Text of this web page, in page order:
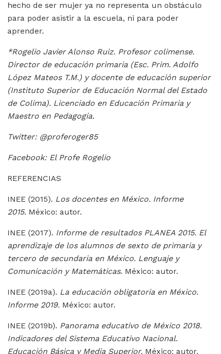
hecho de ser mujer ya no representa un obstáculo
para poder asistir a la escuela, ni para poder
aprender.
*Rogelio Javier Alonso Ruiz. Profesor colimense.
Director de educación primaria (Esc. Prim. Adolfo
López Mateos T.M.) y docente de educación superior
(Instituto Superior de Educación Normal del Estado
de Colima). Licenciado en Educación Primaria y
Maestro en Pedagogía.
Twitter: @proferoger85
Facebook: El Profe Rogelio
REFERENCIAS
INEE (2015). Los docentes en México. Informe
2015. México: autor.
INEE (2017). Informe de resultados PLANEA 2015. El
aprendizaje de los alumnos de sexto de primaria y
tercero de secundaria en México. Lenguaje y
Comunicación y Matemáticas. México: autor.
INEE (2019a). La educación obligatoria en México.
Informe 2019. México: autor.
INEE (2019b). Panorama educativo de México 2018.
Indicadores del Sistema Educativo Nacional.
Educación Básica y Media Superior. México: autor.